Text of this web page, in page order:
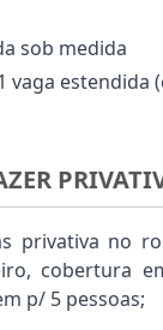
sob medida
vaga
privativa no
cobertura
p/ 5 pessoas;